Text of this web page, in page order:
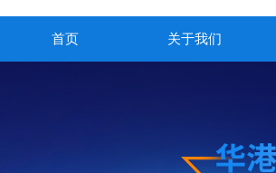
首页 关于我们